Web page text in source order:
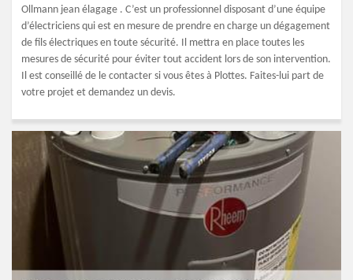
Ollmann jean élagage . C’est un professionnel disposant d’une équipe
d’électriciens qui est en mesure de prendre en charge un dégagement
de fils électriques en toute sécurité. Il mettra en place toutes les
mesures de sécurité pour éviter tout accident lors de son intervention.
Il est conseillé de le contacter si vous êtes à Plottes. Faites-lui part de
votre projet et demandez un devis.